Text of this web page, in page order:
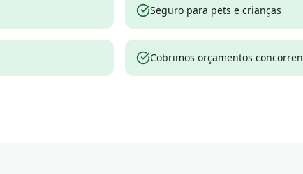
Seguro para pets e crianças
Cobrimos orçamentos